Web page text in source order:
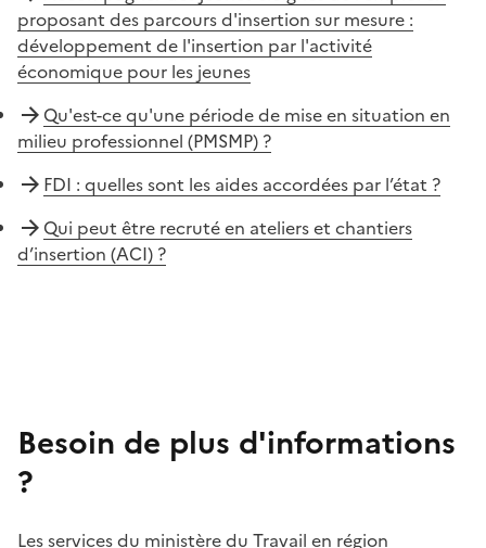
proposant des parcours d'insertion sur mesure :
développement de l'insertion par l'activité
économique pour les jeunes
Qu'est-ce qu'une période de mise en situation en
milieu professionnel (PMSMP) ?
FDI : quelles sont les aides accordées par l’état ?
Qui peut être recruté en ateliers et chantiers
d’insertion (ACI) ?
Besoin de plus d'informations
?
Les services du ministère du Travail en région